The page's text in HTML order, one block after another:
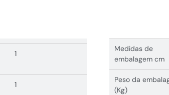
1
1
Medidas de
embalagem cm
Peso da
(Kg)